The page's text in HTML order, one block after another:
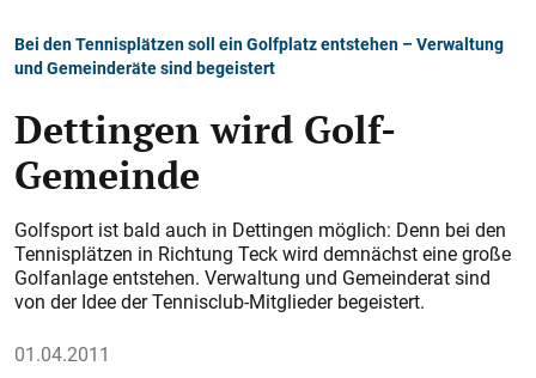
Bei den Tennisplätzen soll ein Golfplatz entstehen – Verwaltung
und Gemeinderäte sind begeistert
Dettingen wird Golf-
Gemeinde
Golfsport ist bald auch in Dettingen möglich: Denn bei den
Tennisplätzen in Richtung Teck wird demnächst eine große
Golf­anlage entstehen. Verwaltung und Gemeinderat sind
von der Idee der Tennisclub-Mitglieder begeistert.
01.04.2011